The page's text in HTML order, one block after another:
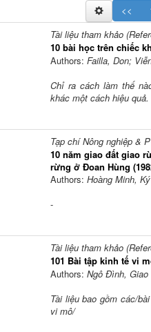
<<
Tài liệu tham khảo
10 bài học trên chiếc
Authors: Failla, Don;
Chỉ ra cách làm thế
khác một cách hiệu quả.
Tạp chí Nông nghiệp &
10 năm giao đất giao
rừng ở Đoan Hùng
Authors: Hoàng Minh, Ký
-
Tài liệu tham khảo
101 Bài tập kinh tế vi
Authors: Ngô Đình, Giao
Tài liệu bao gồm các/
vi mô/